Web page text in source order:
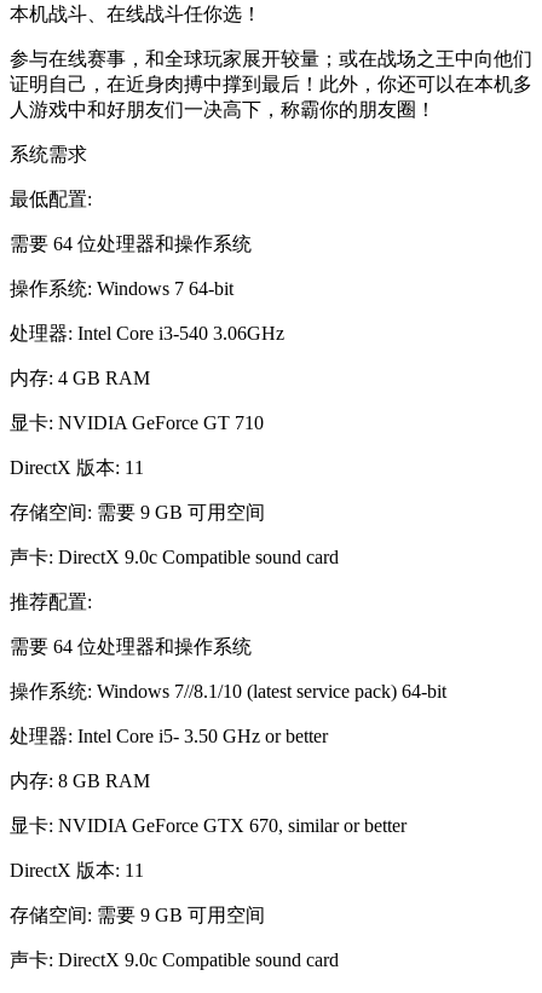
本机战斗、在线战斗任你选！
参与在线赛事，和全球玩家展开较量；或在战场之王中向他们
证明自己，在近身肉搏中撑到最后！此外，你还可以在本机多
人游戏中和好朋友们一决高下，称霸你的朋友圈！
系统需求
最低配置:
需要 64 位处理器和操作系统
操作系统: Windows 7 64-bit
处理器: Intel Core i3-540 3.06GHz
内存: 4 GB RAM
显卡: NVIDIA GeForce GT 710
DirectX 版本: 11
存储空间: 需要 9 GB 可用空间
声卡: DirectX 9.0c Compatible sound card
推荐配置:
需要 64 位处理器和操作系统
操作系统: Windows 7//8.1/10 (latest service pack) 64-bit
处理器: Intel Core i5- 3.50 GHz or better
内存: 8 GB RAM
显卡: NVIDIA GeForce GTX 670, similar or better
DirectX 版本: 11
存储空间: 需要 9 GB 可用空间
声卡: DirectX 9.0c Compatible sound card